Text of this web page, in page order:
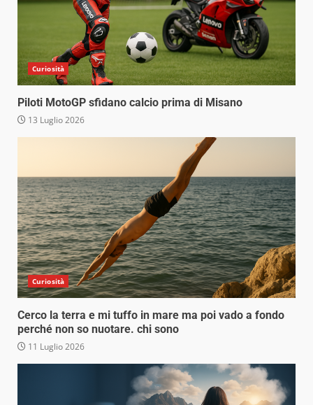
Curiosità
Piloti MotoGP sfidano calcio prima di Misano
13 Luglio 2026
Curiosità
Cerco la terra e mi tuffo in mare ma poi vado a fondo
perché non so nuotare. chi sono
11 Luglio 2026